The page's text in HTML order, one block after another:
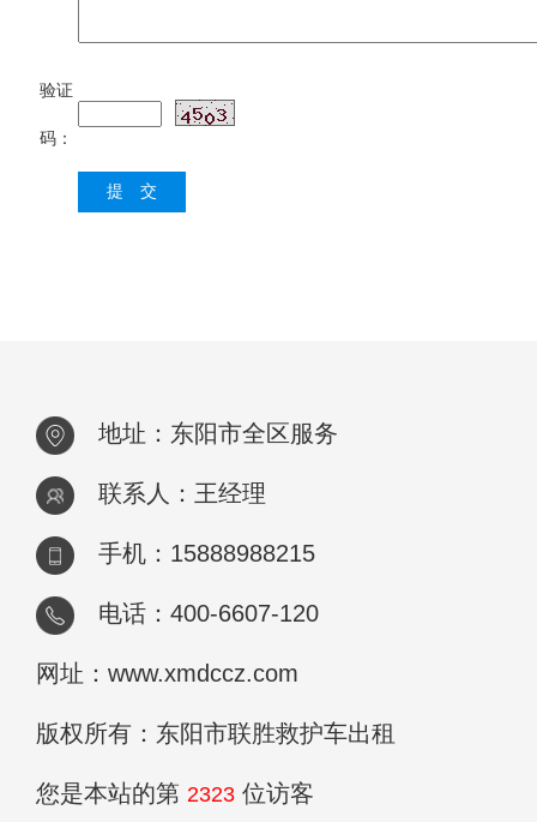
验证
码：
地址：东阳市全区服务
联系人：王经理
手机：15888988215
电话：400-6607-120
网址：www.xmdccz.com
版权所有：东阳市联胜救护车出租
您是本站的第 2323 位访客